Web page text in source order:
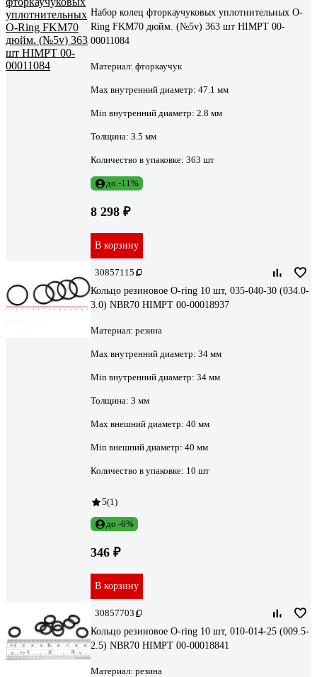
Набор колец фторкаучуковых уплотнительных O-
Ring FKM70 дюйм. (№5v) 363 шт HIMPT 00-
00011084
Материал: фторкаучук
Max внутренний диаметр: 47.1 мм
Min внутренний диаметр: 2.8 мм
Толщина: 3.5 мм
Количество в упаковке: 363 шт
до -11%
8 298 ₽
В корзину
30857115
Кольцо резиновое O-ring 10 шт, 035-040-30 (034.0-
3.0) NBR70 HIMPT 00-00018937
Материал: резина
Max внутренний диаметр: 34 мм
Min внутренний диаметр: 34 мм
Толщина: 3 мм
Мах внешний диаметр: 40 мм
Min внешний диаметр: 40 мм
Количество в упаковке: 10 шт
5(1)
до -6%
346 ₽
В корзину
30857703
Кольцо резиновое O-ring 10 шт, 010-014-25 (009.5-
2.5) NBR70 HIMPT 00-00018841
Материал: резина